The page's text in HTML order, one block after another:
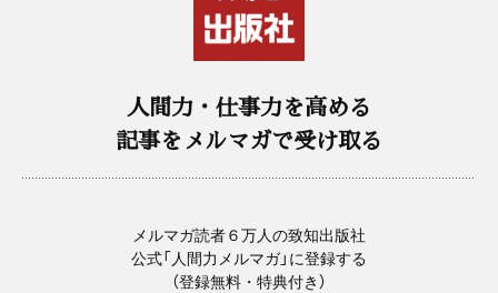
人間力・仕事力を高める
記事をメルマガで受け取る
メルマガ読者６万人の致知出版社
公式「人間力メルマガ」に登録する
（登録無料・特典付き）